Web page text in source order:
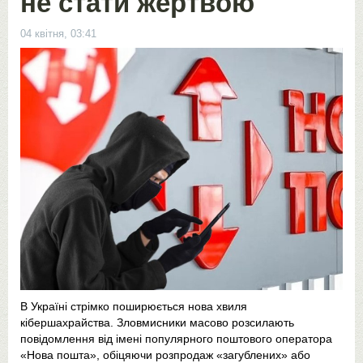
04 квітня, 03:41
В Україні стрімко поширюється нова хвиля
кібершахрайства. Зловмисники масово розсилають
повідомлення від імені популярного поштового оператора
«Нова пошта», обіцяючи розпродаж «загублених» або